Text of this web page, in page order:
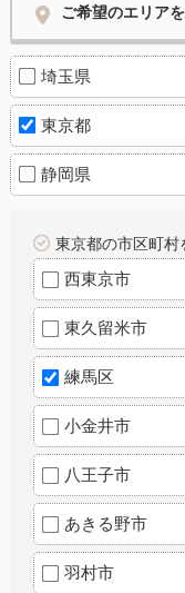
ご希望のエリア
埼玉県
東京都
静岡県
東京都の市区町村
西東京市
東久留米市
練馬区
小金井市
八王子市
あきる野市
羽村市